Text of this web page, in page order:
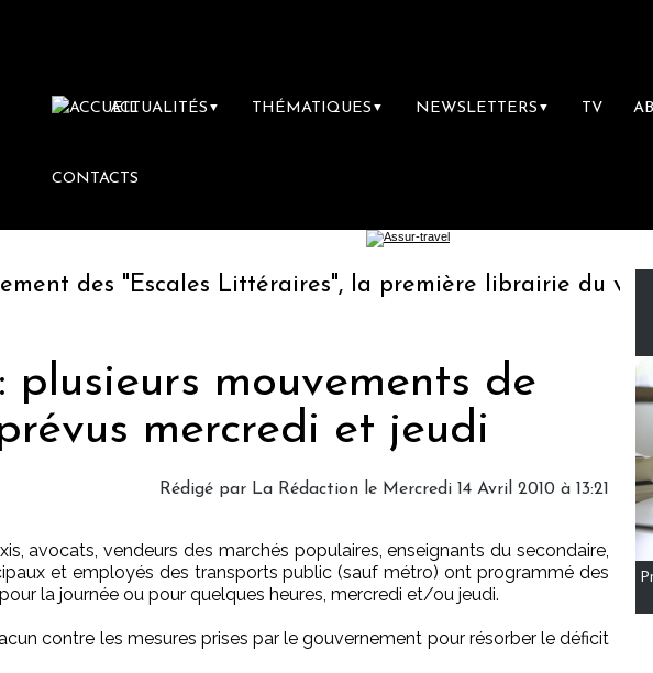
ACTUALITÉS ▼ THÉMATIQUES ▼ NEWSLETTERS ▼ TV
CONTACTS
des "Escales Littéraires", la première librairie du voyage
plusieurs mouvements de
mercredi et jeudi
Rédigé par La Rédaction le Mercredi 14 Avril 2010 à 13:21
avocats, vendeurs des marchés populaires, enseignants du secondaire,
et employés des transports public (sauf métro) ont programmé des
la journée ou pour quelques heures, mercredi et/ou jeudi.
contre les mesures prises par le gouvernement pour résorber le déficit